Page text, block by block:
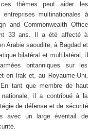
thèmes peut aider les
multinationales à
and Commonwealth Office
33 ans. Il a été affecté à
Arabie saoudite, à Bagdad et
bilatéral et multilatéral, il
britanniques sur les
en Irak et, au Royaume-Uni,
tant que membre de haut
il a contribué à la
de défense et de sécurité
avec un large éventail de